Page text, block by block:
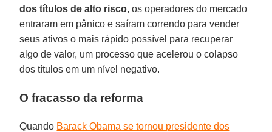
dos títulos de alto risco, os operadores do mercado
entraram em pânico e saíram correndo para vender
seus ativos o mais rápido possível para recuperar
algo de valor, um processo que acelerou o colapso
dos títulos em um nível negativo.
O fracasso da reforma
Quando Barack Obama se tornou presidente dos